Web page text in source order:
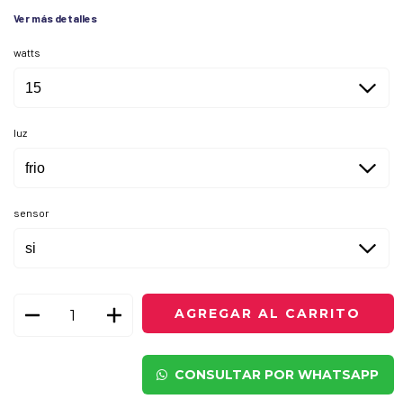
Ver más detalles
watts
luz
sensor
CONSULTAR POR WHATSAPP